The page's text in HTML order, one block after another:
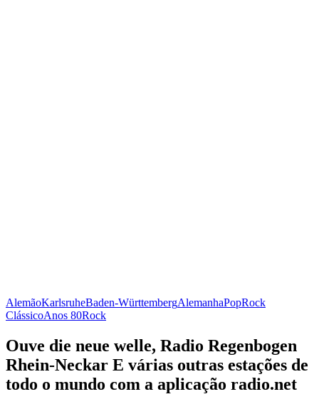
AlemãoKarlsruheBaden-WürttembergAlemanhaPopRock
ClássicoAnos 80Rock
Ouve die neue welle, Radio Regenbogen
Rhein-Neckar E várias outras estações de
todo o mundo com a aplicação radio.net